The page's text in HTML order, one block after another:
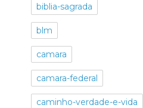
biblia-sagrada
blm
camara
camara-federal
caminho-verdade-e-vida